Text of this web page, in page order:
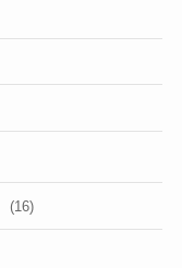
(16)